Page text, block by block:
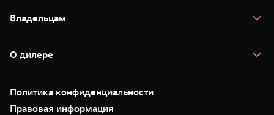
Тест-драйв
TANK Финансы
Корпоративным клиентам
Зарядные станции
Владельцам
Помощь на дороге
Новые цифровые сервисы TANK
Сервис
Нулевое ТО
Моторные масла
О дилере
35 лет GWM
GWM ТЕХ ДЕНЬ
Новости
Политика конфиденциальности
Правовая информация